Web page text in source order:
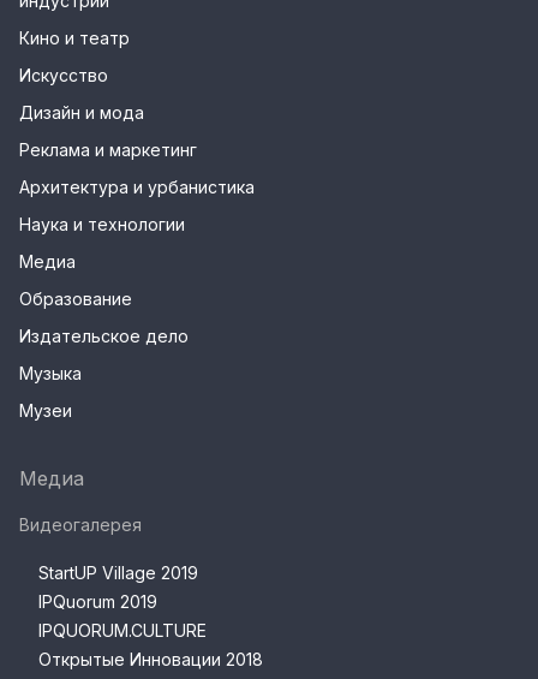
Кино и театр
Искусство
Дизайн и мода
Реклама и маркетинг
Архитектура и урбанистика
Наука и технологии
Медиа
Образование
Издательское дело
Музыка
Музеи
Медиа
Видеогалерея
StartUP Village 2019
IPQuorum 2019
IPQUORUM.CULTURE
Открытые Инновации 2018